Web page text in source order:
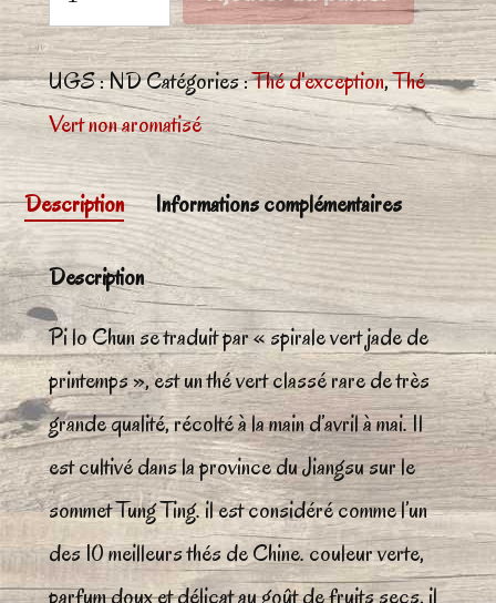
de
Thé
vert
"Pi
Lo
Chun"
UGS :NDCatégories :Thé d'exception,Thé
Vert non aromatisé
Description Informations complémentaires
Description
Pi lo Chun se traduit par « spirale vert jade de
printemps », est un thé vert classé rare de très
grande qualité, récolté à la main d’avril à mai. Il
est cultivé dans la province du Jiangsu sur le
sommet Tung Ting. il est considéré comme l’un
des 10 meilleurs thés de Chine. couleur verte,
parfum doux et délicat au goût de fruits secs, il